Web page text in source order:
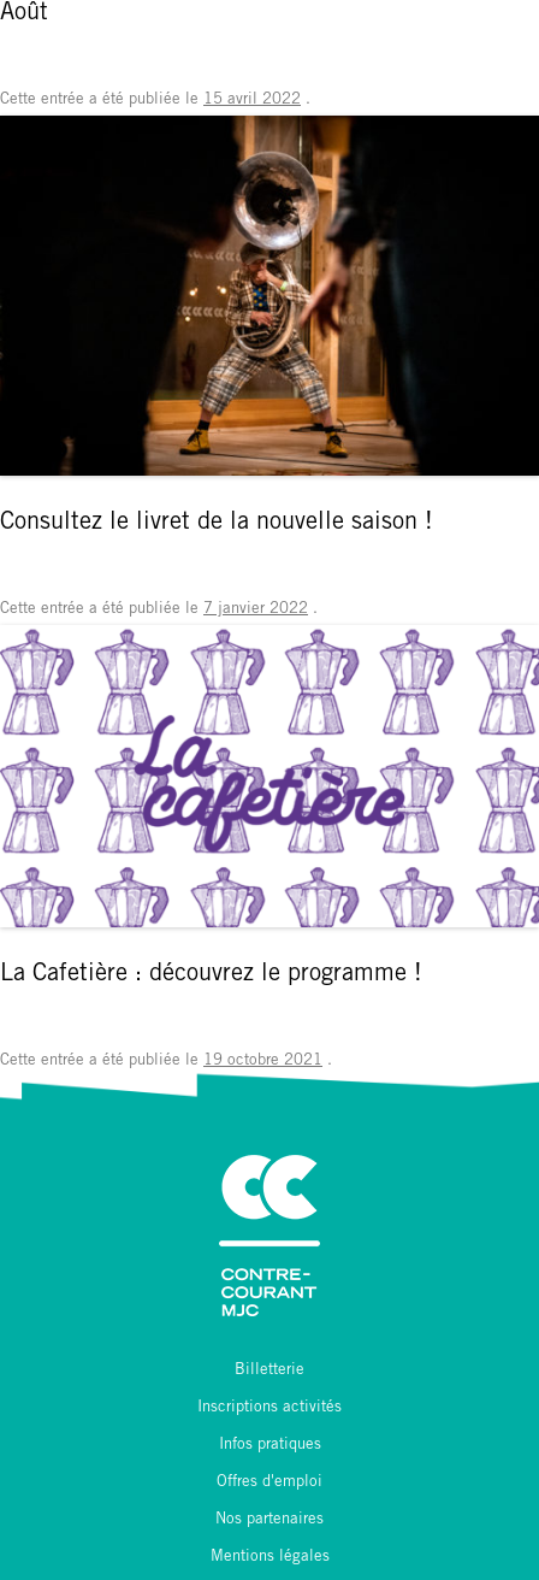
Août
Cette entrée a été publiée le 15 avril 2022 .
Consultez le livret de la nouvelle saison !
Cette entrée a été publiée le 7 janvier 2022 .
La Cafetière : découvrez le programme !
Cette entrée a été publiée le 19 octobre 2021 .
Billetterie
Inscriptions activités
Infos pratiques
Offres d'emploi
Nos partenaires
Mentions légales